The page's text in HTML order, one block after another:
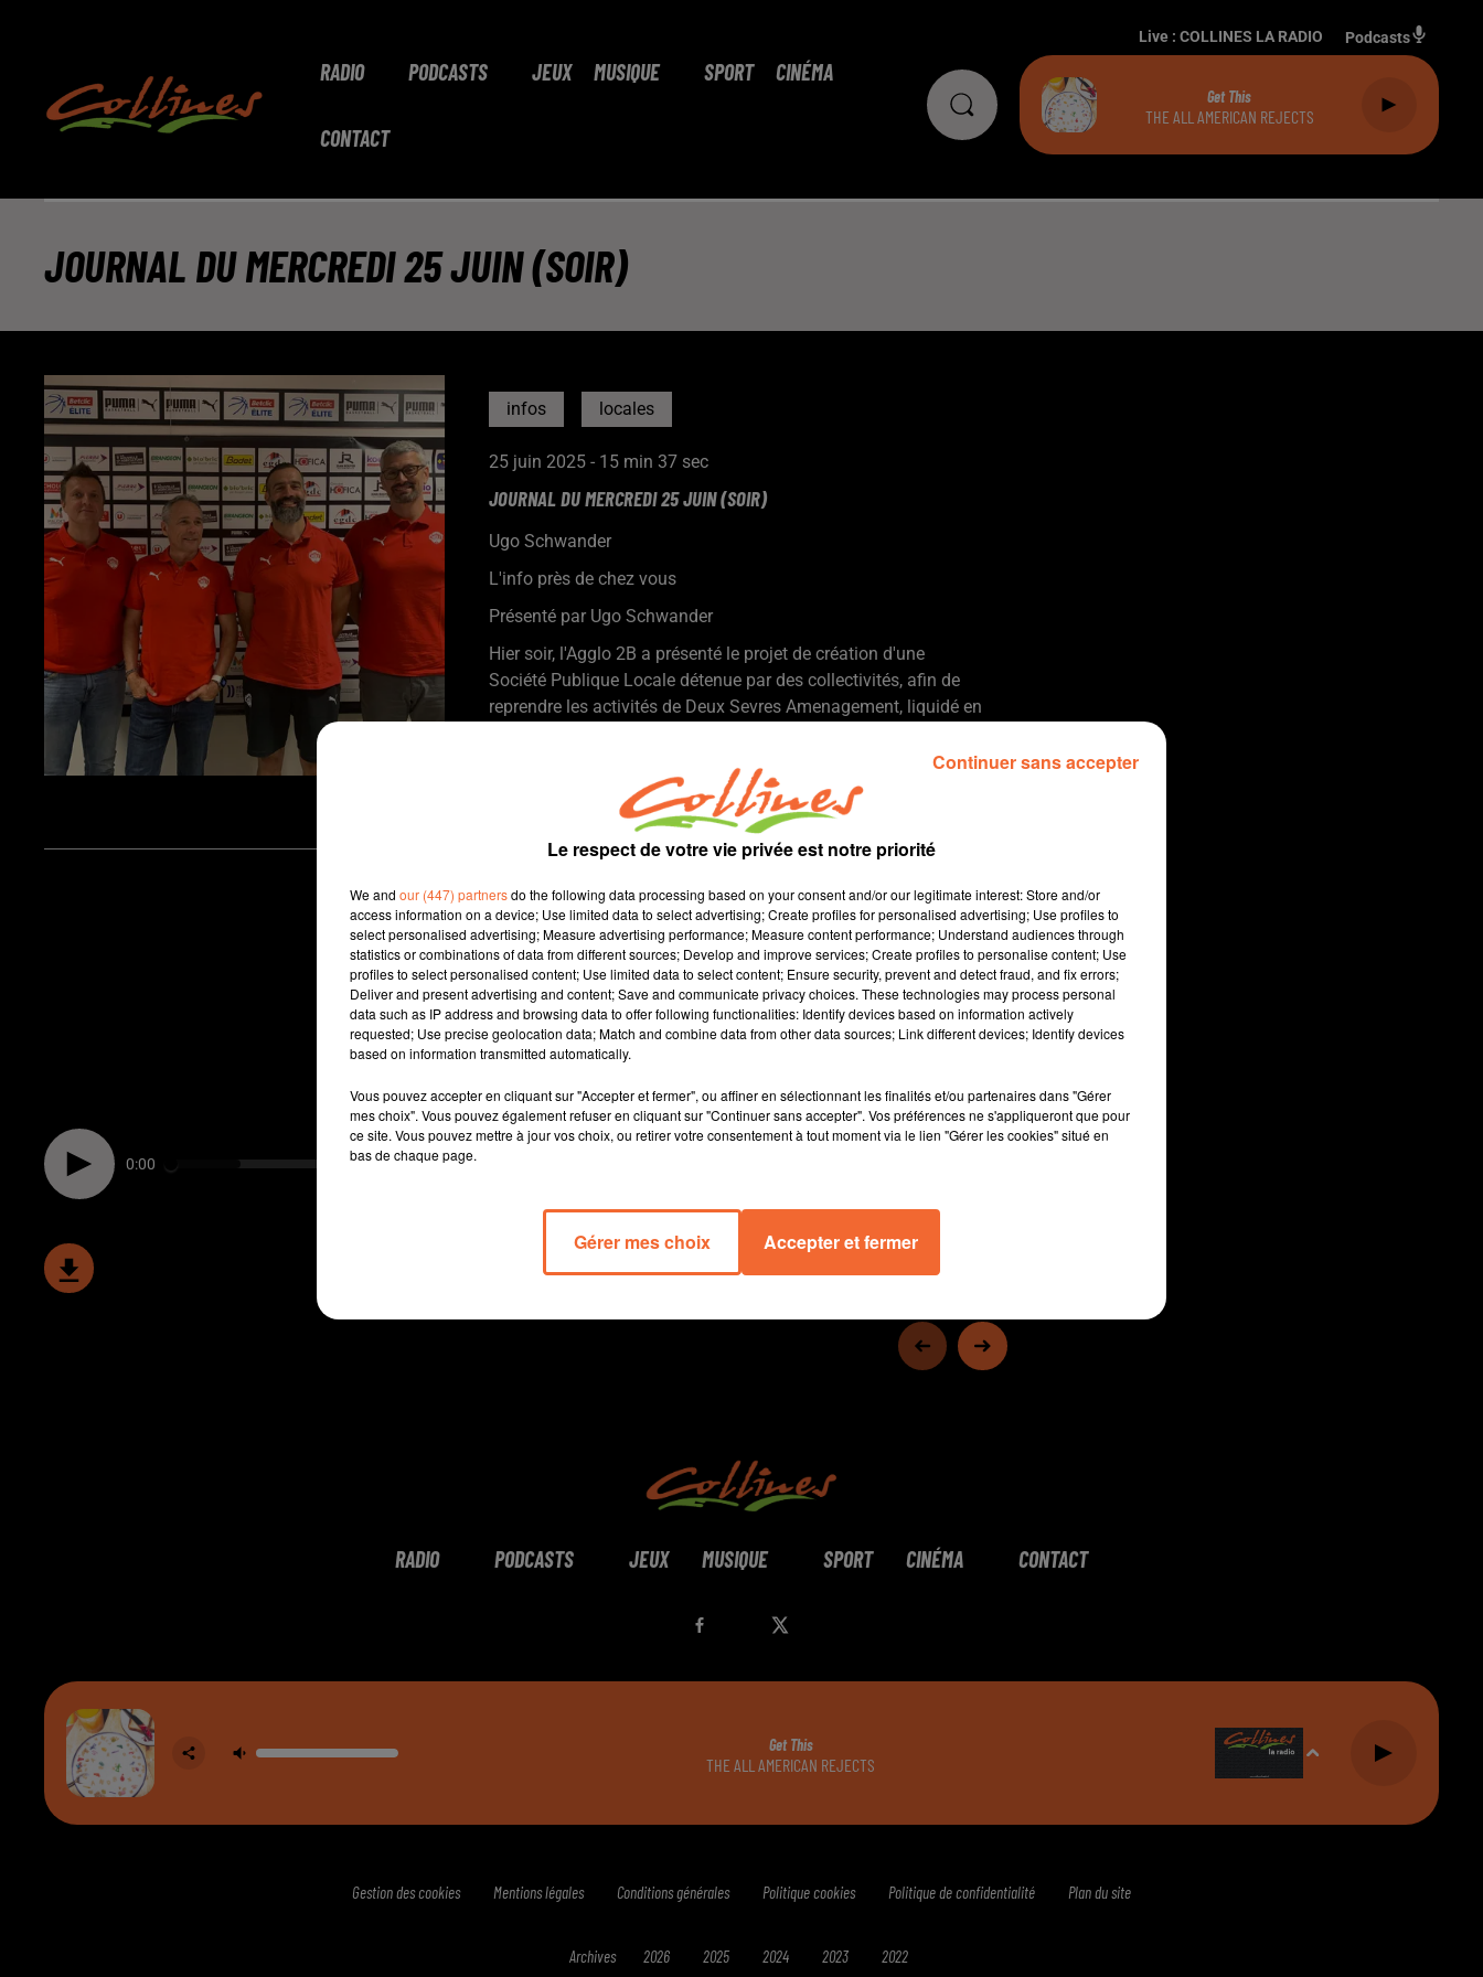
RADIO PODCASTS JEUX MUSIQUE SPORT CINÉMA
CONTACT
Live : COLLINES LA RADIO Podcasts
Get This
THE ALL AMERICAN REJECTS
JOURNAL DU MERCREDI 25 JUIN (SOIR)
infos locales
25 juin 2025 - 15 min 37 sec
JOURNAL DU MERCREDI 25 JUIN (SOIR)
Ugo Schwander
L'info près de chez vous
Présenté par Ugo Schwander
Hier soir, l'Agglo 2B a présenté le projet de création d'une
Société Publique Locale détenue par des collectivités, afin de
reprendre les activités de Deux Sevres Amenagement, liquidé en
En 10 ans, l’offre médicale s’est gravement détériorée sur notre
territoire. Aujourd'hui, la densité médicale est de 20 médecins
pour 10 000 habitants.
Il y aura bientôt des bibliothèques en bord de rivières dans le
bocage bressuirais. L'agglomération a reconduit l'opération
Partir en livre.
Christian Stock a publié un roman d'espionnnage de 250 pages
dont la plus grosse partie se déroule dans le Bocage de nos
jours. Il le dédicacera la semaine prochaine.
Mohame Diawara, l'ailier de Cholet Basket connaitra dans les
prochains jours où il jouera la saison prochaine. Dans les
Mauges ou outre-atlantique, début de réponse avec la Draft
0:00
RADIO PODCASTS JEUX MUSIQUE SPORT CINÉMA CONTACT
Get This
THE ALL AMERICAN REJECTS
Gestion des cookies Mentions légales Conditions générales Politique cookies Politique de confidentialité Plan du site
Archives 2026 2025 2024 2023 2022
Le respect de votre vie privée est notre priorité
We and our (447) partnersdo the following data processing based on your consent and/or our legitimate interest: Store and/or
access information on a device; Use limited data to select advertising; Create profiles for personalised advertising; Use profiles to
select personalised advertising; Measure advertising performance; Measure content performance; Understand audiences through
statistics or combinations of data from different sources; Develop and improve services; Create profiles to personalise content; Use
profiles to select personalised content; Use limited data to select content; Ensure security, prevent and detect fraud, and fix errors;
Deliver and present advertising and content; Save and communicate privacy choices. These technologies may process personal
data such as IP address and browsing data to offer following functionalities: Identify devices based on information actively
requested; Use precise geolocation data; Match and combine data from other data sources; Link different devices; Identify devices
based on information transmitted automatically.
Vous pouvez accepter en cliquant sur "Accepter et fermer", ou affiner en sélectionnant les finalités et/ou partenaires dans "Gérer
mes choix". Vous pouvez également refuser en cliquant sur "Continuer sans accepter". Vos préférences ne s'appliqueront que pour
ce site. Vous pouvez mettre à jour vos choix, ou retirer votre consentement à tout moment via le lien "Gérer les cookies" situé en
bas de chaque page.
Gérer mes choix Accepter et fermer
Continuer sans accepter